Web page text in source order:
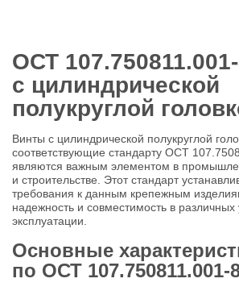
ОСТ
с цилиндрической
полукруглой
Винты с цилиндрической полукруглой
соответствующие стандарту ОСТ
являются важным элементом в
и строительстве. Этот стандарт
требования к данным крепежным
надежность и совместимость в различных
эксплуатации.
Основные
по ОСТ 107.750811.001-